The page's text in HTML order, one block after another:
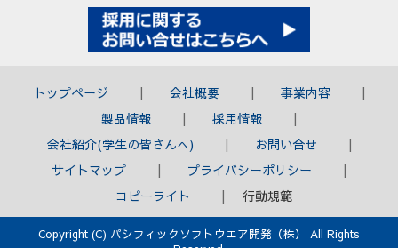
トップページ 会社概要
事業内容
製品情報
採用情報
会社紹介(学生の皆さんへ)
お問い合せ
サイトマップ
プライバシーポリシー
コピーライト
行動規範
Copyright (C) パシフィックソフトウエア開発（株） All Rights